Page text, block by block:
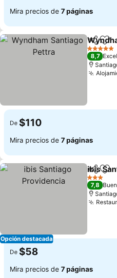
Mira precios de 7 páginas
5 Estrellas
8,7
De $110
Mira precios de 7 páginas
Opción destacada
ibis
3 Estrellas
7,8
De $58
Mira precios de 7 páginas